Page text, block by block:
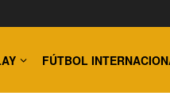
FÚTBOL